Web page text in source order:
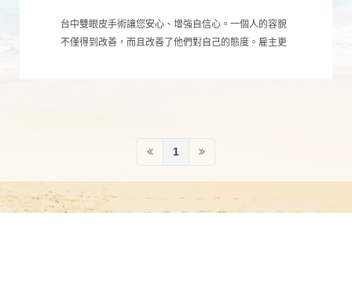
台中雙眼皮手術讓您安心、增強自信心。一個人的容貌
不僅得到改善，而且改善了他們對自己的態度。雇主更
1